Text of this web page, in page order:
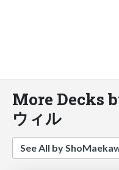
More Decks
ウィル
See All by